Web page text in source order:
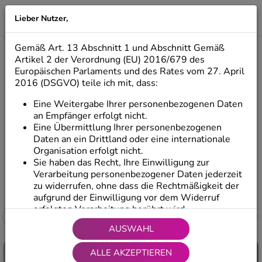
LILIO
STEHENDE FIGUREN
Stehende Figuren Sitzende Figuren
Hängende Figuren
Start Produkte / Dekorative Figuren / Stehende Figuren
Wunschliste
Lieber Nutzer,
Gemäß Art. 13 Abschnitt 1 und Abschnitt Gemäß
Artikel 2 der Verordnung (EU) 2016/679 des
Europäischen Parlaments und des Rates vom 27. April
2016 (DSGVO) teile ich mit, dass:
Eine Weitergabe Ihrer personenbezogenen Daten
an Empfänger erfolgt nicht.
Eine Übermittlung Ihrer personenbezogenen
Daten an ein Drittland oder eine internationale
Organisation erfolgt nicht.
Sie haben das Recht, Ihre Einwilligung zur
Verarbeitung personenbezogener Daten jederzeit
zu widerrufen, ohne dass die Rechtmäßigkeit der
aufgrund der Einwilligung vor dem Widerruf
erfolgten Verarbeitung berührt wird.
Sie haben das Recht, auf Ihre Daten zuzugreifen
und diese zu berichtigen sowie Ihre
personenbezogenen Daten zu übertragen, d. h.
Ihre personenbezogenen Daten vom
AUSWAHL
ALLE AKZEPTIEREN